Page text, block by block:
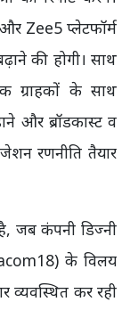
Zee5 प्लेटफॉर्म
की होगी। साथ
ग्राहकों के साथ
और ब्रॉडकास्ट व
रणनीति तैयार
जब कंपनी डिज्नी
के विलय
कर रही